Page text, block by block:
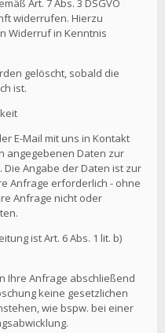
Art. 7 Abs. 3 DSGVO
widerrufen. Hierzu
Widerruf in Kenntnis
gelöscht, sobald die
ist.
E-Mail mit uns in Kontakt
angegebenen Daten zur
Angabe der Daten ist zur
Anfrage erforderlich - ohne
Anfrage nicht oder
ist Art. 6 Abs. 1 lit. b)
Ihre Anfrage abschließend
keine gesetzlichen
wie bspw. bei einer